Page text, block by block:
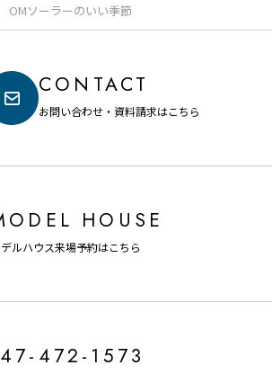
OMソーラーのいい季節
CONTACT
お問い合わせ・資料請求はこちら
HOUSE
ルハウス来場予約はこちら
472-1573